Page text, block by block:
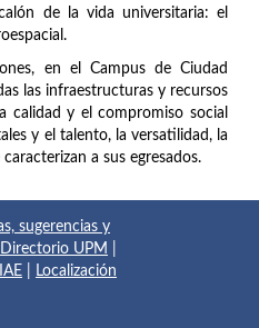
de la vida universitaria: el
en el Campus de Ciudad
las infraestructuras y recursos
calidad y el compromiso social
y el talento, la versatilidad, la
a sus egresados.
sugerencias y
Directorio UPM
Localización